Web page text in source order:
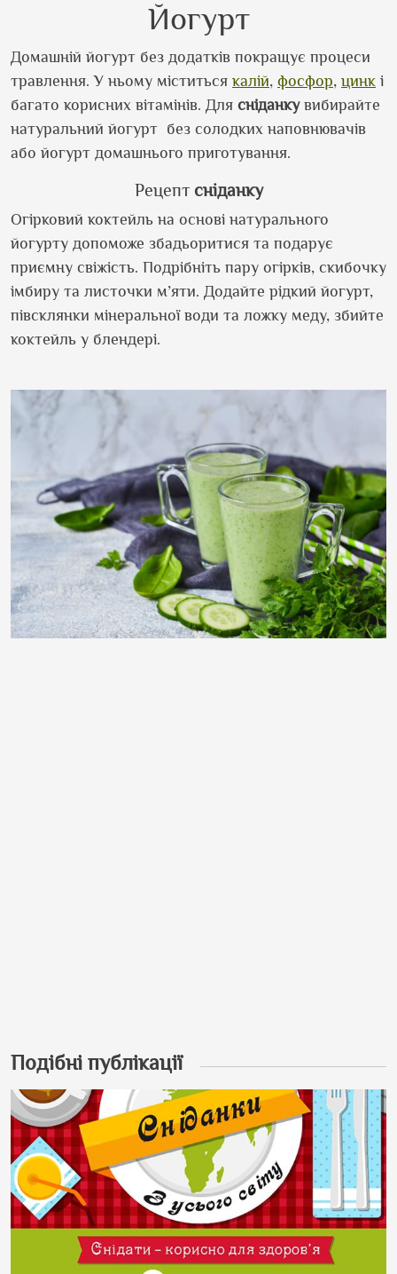
Йогурт
Домашній йогурт без додатків покращує процеси
травлення. У ньому міститься калій, фосфор, цинк і
багато корисних вітамінів. Для сніданкувибирайте
натуральний йогурт без солодких наповнювачів
або йогурт домашнього приготування.
Рецепт сніданку
Огірковий коктейль на основі натурального
йогурту допоможе збадьоритися та подарує
приємну свіжість. Подрібніть пару огірків, скибочку
імбиру та листочки м’яти. Додайте рідкий йогурт,
півсклянки мінеральної води та ложку меду, збийте
коктейль у блендері.
Подібні публікації